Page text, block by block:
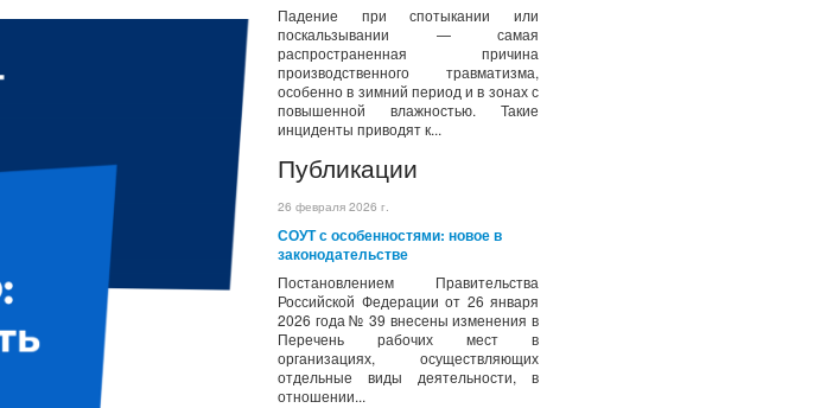
Падение при спотыкании или
поскальзывании — самая
распространенная причина
производственного травматизма,
особенно в зимний период и в зонах с
повышенной влажностью. Такие
инциденты приводят к...
Публикации
26 февраля 2026 г.
СОУТ с особенностями: новое в
законодательстве
Постановлением Правительства
Российской Федерации от 26 января
2026 года № 39 внесены изменения в
Перечень рабочих мест в
организациях, осуществляющих
отдельные виды деятельности, в
отношении...